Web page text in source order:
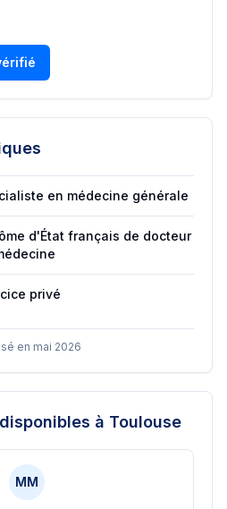
en médecine générale
d'État français de docteur
privé
en mai 2026
à Toulouse
MM